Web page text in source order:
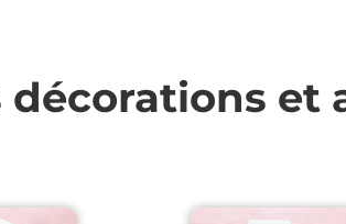
et